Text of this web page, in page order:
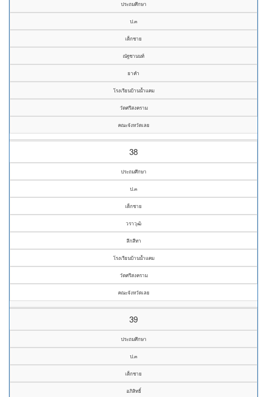
ประถมศึกษา
ป.๓
เด็กชาย
ณัฐชานนท์
ยาคำ
โรงเรียนบ้านน้ำแคม
วัดศรีสงคราม
คณะจังหวัดเลย
38
ประถมศึกษา
ป.๓
เด็กชาย
วราวุฒิ
ลึกสีทา
โรงเรียนบ้านน้ำแคม
วัดศรีสงคราม
คณะจังหวัดเลย
39
ประถมศึกษา
ป.๓
เด็กชาย
อภิสิทธิ์